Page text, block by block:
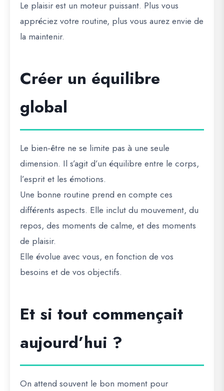
Le plaisir est un moteur puissant. Plus vous
appréciez votre routine, plus vous aurez envie de
la maintenir.
Créer un équilibre
global
Le bien-être ne se limite pas à une seule
dimension. Il s’agit d’un équilibre entre le corps,
l’esprit et les émotions.
Une bonne routine prend en compte ces
différents aspects. Elle inclut du mouvement, du
repos, des moments de calme, et des moments
de plaisir.
Elle évolue avec vous, en fonction de vos
besoins et de vos objectifs.
Et si tout commençait
aujourd’hui ?
On attend souvent le bon moment pour